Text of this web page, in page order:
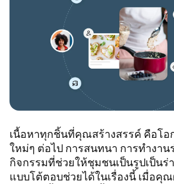
เนื้อหาทุกชิ้นที่คุณสร้างสรรค์ คือโอ
ใหม่ๆ ต่อไป การสนทนา การทำงาน
กิจกรรมที่ช่วยให้ชุมชนเป็นรูปเป็นร่
แบบโต้ตอบช่วยได้ในเรื่องนี้ เมื่อคุ